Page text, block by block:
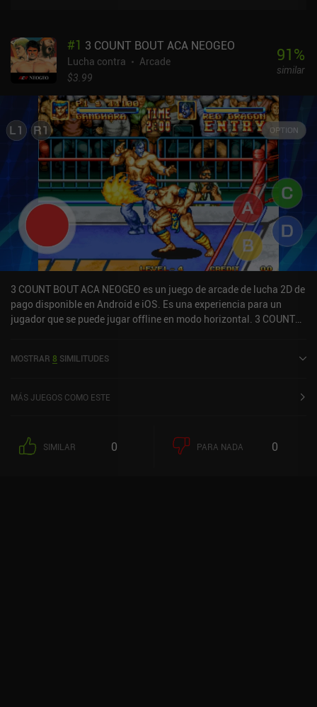
#1 3 COUNT BOUT ACA NEOGEO
Lucha contra
Arcade
$3.99
91%
similar
3 COUNT BOUT ACA NEOGEO es un juego de arcade de lucha 2D de
pago disponible en Android e iOS. Es una experiencia para un
jugador que se puede jugar offline en modo horizontal. 3 COUNT
MOSTRAR 8 SIMILITUDES
MÁS JUEGOS COMO ESTE
SIMILAR 0 PARA NADA 0